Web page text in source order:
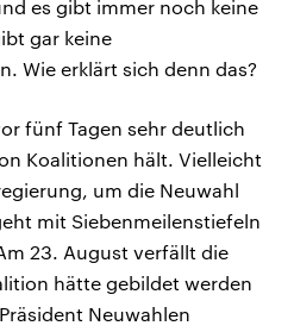
es gibt immer noch keine
gar keine
Wie erklärt sich denn das?
fünf Tagen sehr deutlich
Koalitionen hält. Vielleicht
um die Neuwahl
mit Siebenmeilenstiefeln
23. August verfällt die
hätte gebildet werden
Neuwahlen